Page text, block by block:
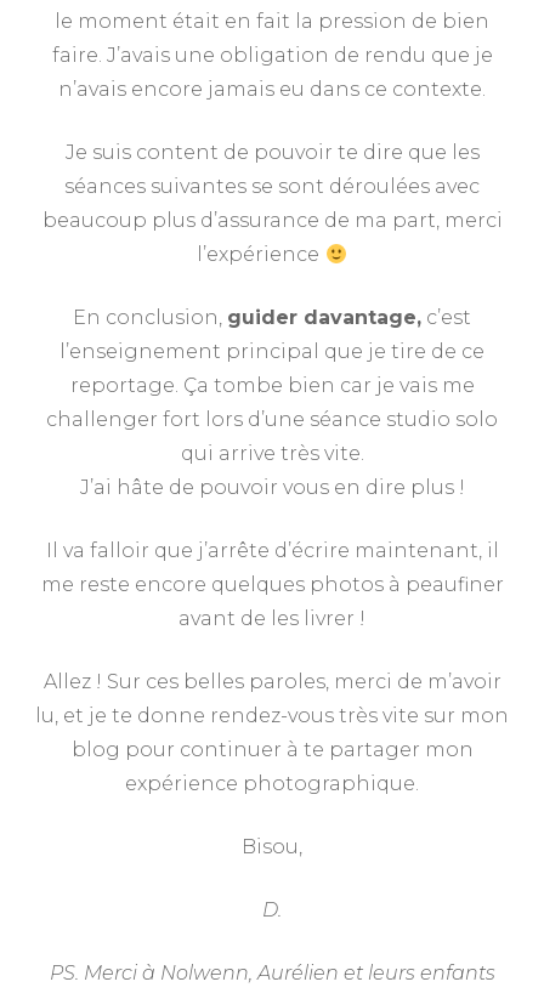
le moment était en fait la pression de bien
faire. J’avais une obligation de rendu que je
n’avais encore jamais eu dans ce contexte.
Je suis content de pouvoir te dire que les
séances suivantes se sont déroulées avec
beaucoup plus d’assurance de ma part, merci
l’expérience
En conclusion, guider davantage, c’est
l’enseignement principal que je tire de ce
reportage. Ça tombe bien car je vais me
challenger fort lors d’une séance studio solo
qui arrive très vite.
J’ai hâte de pouvoir vous en dire plus !
Il va falloir que j’arrête d’écrire maintenant, il
me reste encore quelques photos à peaufiner
avant de les livrer !
Allez ! Sur ces belles paroles, merci de m’avoir
lu, et je te donne rendez-vous très vite sur mon
blog pour continuer à te partager mon
expérience photographique.
Bisou,
D.
PS. Merci à Nolwenn, Aurélien et leurs enfants